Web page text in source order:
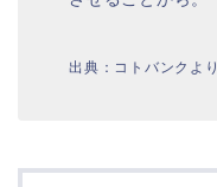
出典：コトバンクより